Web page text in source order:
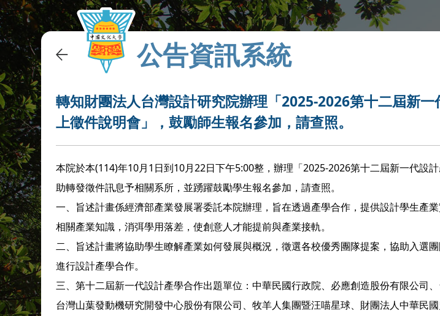
公告資訊系統
轉知財團法人台灣設計研究院辦理「2025-2026第十二屆新一
上徵件說明會」，鼓勵師生報名參加，請查照。
本院於本(114)年10月1日到10月22日下午5:00整，辦理「2025-2026第十二屆新一代設
助轉發徵件訊息予相關系所，並踴躍鼓勵學生報名參加，請查照。
一、旨述計畫係經濟部產業發展署委託本院辦理，旨在透過產學合作，提供設計學生產
相關產業知識，消弭學用落差，使創意人才能提前與產業接軌。
二、旨述計畫將協助學生瞭解產業如何發展與概況，徵選各校優秀團隊提案，協助入選
進行設計產學合作。
三、第十二屆新一代設計產學合作出題單位：中華民國行政院、必應創造股份有限公司、
台灣山葉發動機研究開發中心股份有限公司、牧羊人集團暨汪喵星球、財團法人中華民